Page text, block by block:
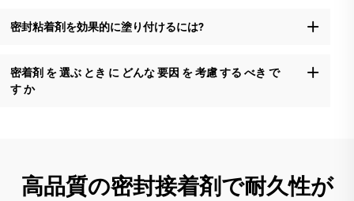
密封粘着剤を効果的に塗り付けるには?
密着剤 を 選ぶ とき に どんな 要因 を 考慮 する べき で
す か
高品質の密封接着剤で耐久性が